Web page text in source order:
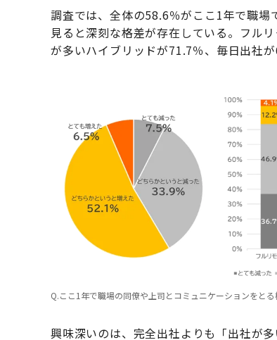
調査では、全体の58.6％がここ1年で職
見ると深刻な格差が存在している。フル
が多いハイブリッドが71.7％、毎日出社が
Q.ここ1年で職場の同僚や上司とコミュニケーションをと
興味深いのは、完全出社よりも「出社が